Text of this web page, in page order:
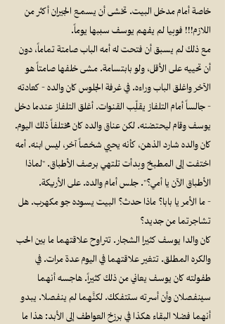
خاصة أمام مدخل البيت. تخشى أن يسمع الجيران أكثر من
اللازم!!! فوبيا لم يفهم يوسف سببها يوماً.
مع ذلك لم يسبق أن فتحت له أمه الباب صامتة تماماً، دون
أن تحييه على الأقل، ولو بابتسامة. مشى خلفها صامتاً هو
الآخر واغلق الباب وراءه. في غرفة الجلوس كان والده - كعادته
- جالساً أمام التلفاز يقلِّب القنوات. أغلق التلفاز عندما دخل
يوسف وقام ليحتضنه. لكن عناق والده كان مختلفاً ذلك اليوم.
كان والده شارد الذهن، كأنه يحيي شخصاً آخر، ليس ابنه. أمه
اختفت إلى المطبخ وبدأت تلتهي برصف الأطباق. "لماذا
الأطباق الآن يا أمي؟". جلس أمام والده. على الأريكة.
- ما الأمر يا بابا؟ ماذا حدث؟ البيت يسوده جو مكهرب. هل
تشاجرتما من جديد؟
كان والدا يوسف كثيرا الشجار. تتراوح علاقتهما ما بين الحب
والكره المطلق. تتغير علاقتهما في اليوم عدة مرات. في
طفولته كان يوسف يعاني من ذلك كثيراً. هاجسه أنهما
سينفصلان وأن أسرته ستتفكك. لكنَّهما لم ينفصلا. يبدو
أنهما فضلا البقاء هكذا في برزخ العواطف إلى الأبد: هذا ما